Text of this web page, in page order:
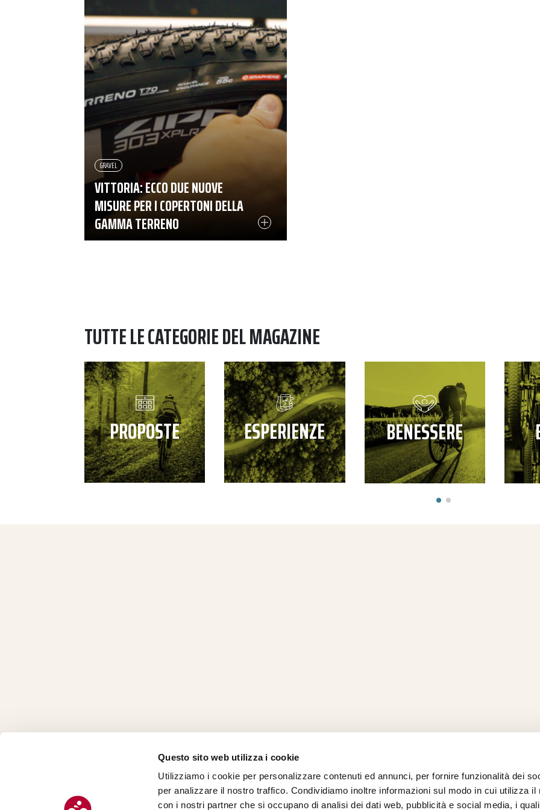
Questo sito web utilizza i cookie
Utilizziamo i cookie per personalizzare contenuti ed annunci, per fornire funzionalità dei
per analizzare il nostro traffico. Condividiamo inoltre informazioni sul modo in cui utilizza il
con i nostri partner che si occupano di analisi dei dati web, pubblicità e social media, i
GRAVEL
VITTORIA: ECCO DUE NUOVE
MISURE PER I COPERTONI DELLA
GAMMA TERRENO
TUTTE LE CATEGORIE DEL MAGAZINE
PROPOSTE ESPERIENZE BENESSERE
CHI SIAMO
CONTATTI
STRADA
PROPOSTE
ESPERIENZE
BIKE LAB
BIKE HOTEL